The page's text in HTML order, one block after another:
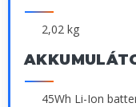
2,02 kg
45Wh Li-Ion